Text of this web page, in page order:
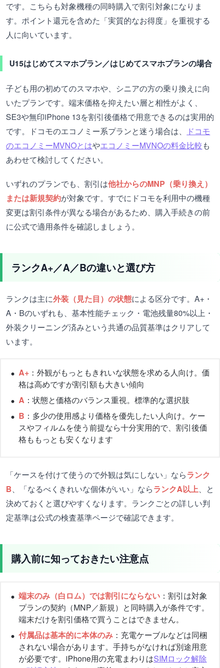
です。こちらも対象機種の同時購入で割引対象になりま
す。ポイント還元を含めた「実質的なお得度」を重視する
人に向いています。
U15はじめてスマホプラン／はじめてスマホプランの場合
子ども用の初めてのスマホや、シニアの方の乗り換えに向
いたプランです。端末価格を抑えたい層と相性がよく、
SE3や無印iPhone 13を割引後価格で用意できるのは実用的
です。ドコモのエコノミー系プランと迷う場合は、
ドコモ
のエコノミーMVNOとはやエコノミーMVNOの料金比較も
あわせて検討してください。
いずれのプランでも、割引は他社からのMNP（乗り換え）
または新規契約が対象です。すでにドコモを利用中の機種
変更は割引条件が異なる場合があるため、購入手続きの前
に公式で適用条件を確認しましょう。
ランクA+／A／Bの違いと選び方
ランクは主に外装（見た目）の状態による区分です。A+・
A・Bのいずれも、基本性能チェック・電池残量80%以上・
外装クリーニング済みという共通の品質基準はクリアして
います。
A+ ：外観がもっともきれいな状態を求める人向け。価
格は高めですが割引額も大きい傾向
A ：状態と価格のバランス重視。標準的な選択肢
B ：多少の使用感より価格を優先したい人向け。ケー
スやフィルムを使う前提なら十分実用的で、割引後価
格ももっとも安くなります
「ケースを付けて使うので外観は気にしない」ならランク
B、「なるべくきれいな個体がいい」ならランクA以上、と
決めておくと選びやすくなります。ランクごとの詳しい判
定基準は公式の検査基準ページで確認できます。
購入前に知っておきたい注意点
端末のみ（白ロム）では割引にならない ：割引は対象
プランの契約（MNP／新規）と同時購入が条件です。
端末だけを割引価格で買うことはできません。
付属品は基本的に本体のみ ：充電ケーブルなどは同梱
されない場合があります。手持ちがなければ別途用意
が必要です。iPhone用の充電まわりはSIMロック解除